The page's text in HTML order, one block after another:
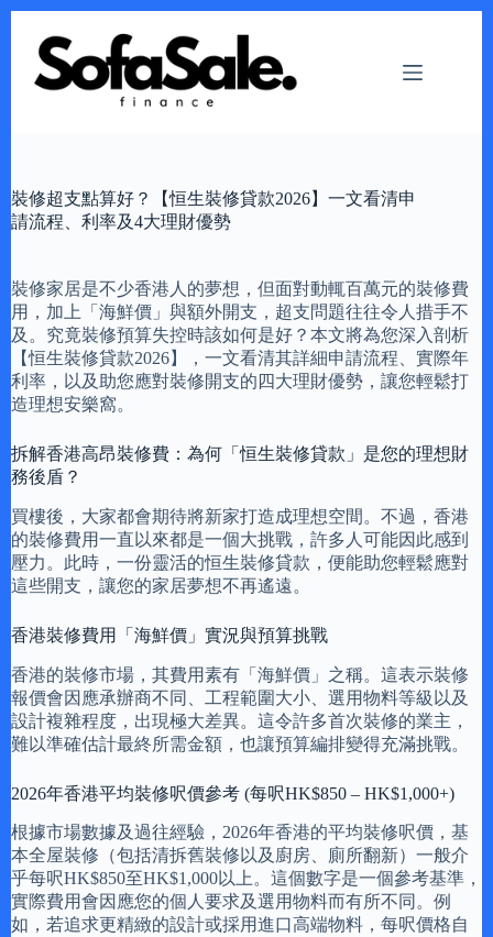
content
裝修超支點算好？【恒生裝修貸款2026】一文看清申
請流程、利率及4大理財優勢
裝修家居是不少香港人的夢想，但面對動輒百萬元的裝修費
用，加上「海鮮價」與額外開支，超支問題往往令人措手不
及。究竟裝修預算失控時該如何是好？本文將為您深入剖析
【恒生裝修貸款2026】，一文看清其詳細申請流程、實際年
利率，以及助您應對裝修開支的四大理財優勢，讓您輕鬆打
造理想安樂窩。
拆解香港高昂裝修費：為何「恒生裝修貸款」是您的理想財
務後盾？
買樓後，大家都會期待將新家打造成理想空間。不過，香港
的裝修費用一直以來都是一個大挑戰，許多人可能因此感到
壓力。此時，一份靈活的恒生裝修貸款，便能助您輕鬆應對
這些開支，讓您的家居夢想不再遙遠。
香港裝修費用「海鮮價」實況與預算挑戰
香港的裝修市場，其費用素有「海鮮價」之稱。這表示裝修
報價會因應承辦商不同、工程範圍大小、選用物料等級以及
設計複雜程度，出現極大差異。這令許多首次裝修的業主，
難以準確估計最終所需金額，也讓預算編排變得充滿挑戰。
2026年香港平均裝修呎價參考 (每呎HK$850 – HK$1,000+)
根據市場數據及過往經驗，2026年香港的平均裝修呎價，基
本全屋裝修（包括清拆舊裝修以及廚房、廁所翻新）一般介
乎每呎HK$850至HK$1,000以上。這個數字是一個參考基準，
實際費用會因應您的個人要求及選用物料而有所不同。例
如，若追求更精緻的設計或採用進口高端物料，每呎價格自